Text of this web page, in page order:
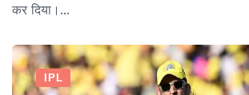
कर दिया।...
IPL